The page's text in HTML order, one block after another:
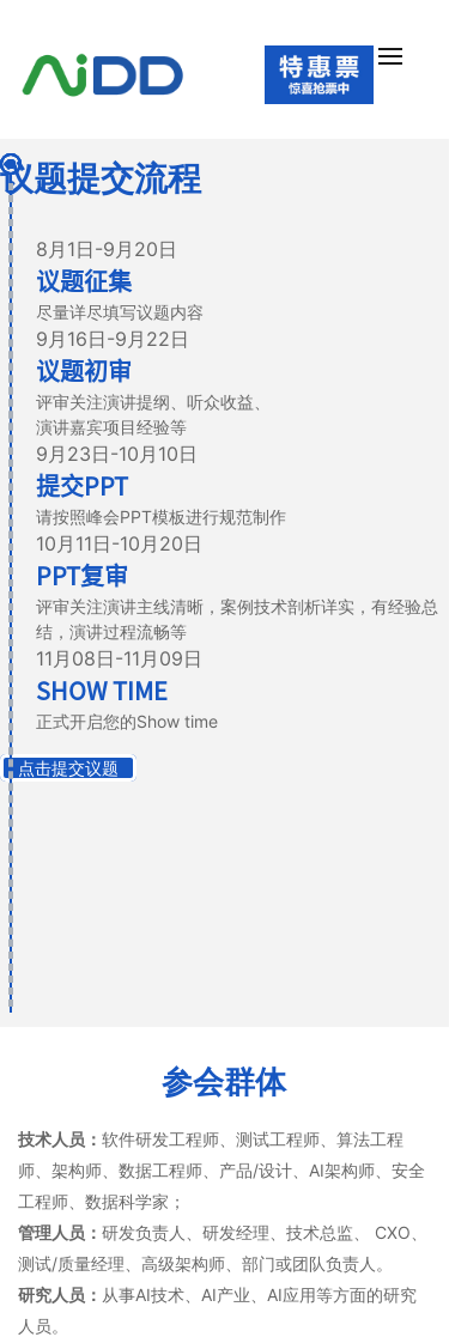
议题提交流程
8月1日-9月20日
议题征集
尽量详尽填写议题内容
9月16日-9月22日
议题初审
评审关注演讲提纲、听众收益、
演讲嘉宾项目经验等
9月23日-10月10日
提交PPT
请按照峰会PPT模板进行规范制作
10月11日-10月20日
PPT复审
评审关注演讲主线清晰，案例技术剖析详实，有经验总
结，演讲过程流畅等
11月08日-11月09日
SHOW TIME
正式开启您的Show time
点击提交议题
参会群体
技术人员： 软件研发工程师、测试工程师、算法工程
师、架构师、数据工程师、产品/设计、AI架构师、安全
工程师、数据科学家；
管理人员： 研发负责人、研发经理、技术总监、 CXO、
测试/质量经理、高级架构师、部门或团队负责人。
研究人员： 从事AI技术、AI产业、AI应用等方面的研究
人员。